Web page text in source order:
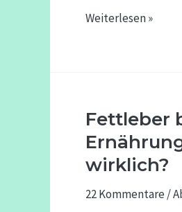
eine
Weiterlesen »
Fettleber
wirklich?
22 Kommentare /
Fettleber
bekämpfen:
ultimative